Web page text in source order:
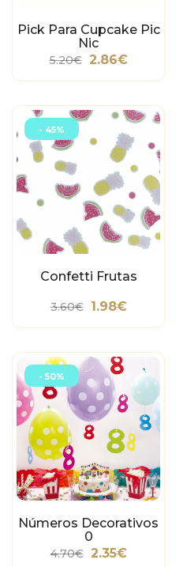
Pick Para Cupcake Pic
Nic
5.20€ 2.86€
- 45%
Confetti Frutas
3.60€ 1.98€
- 50%
Números Decorativos
0
4.70€ 2.35€